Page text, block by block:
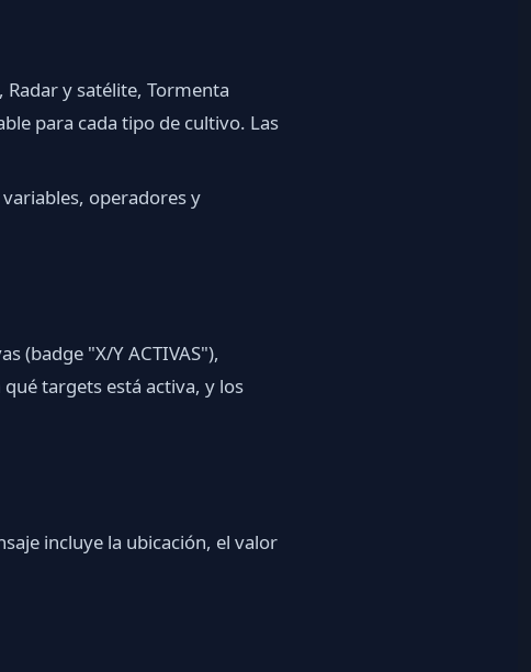
Radar y satélite, Tormenta
para cada tipo de cultivo. Las
operadores y
(badge "X/Y ACTIVAS"),
targets está activa, y los
incluye la ubicación, el valor